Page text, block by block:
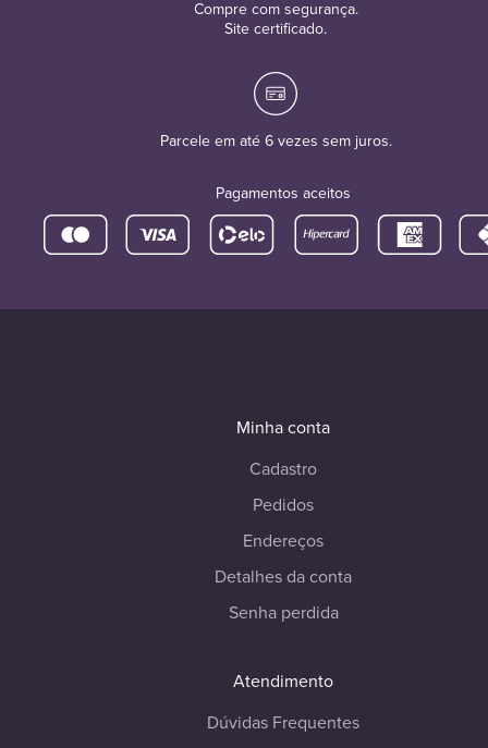
Compre com segurança.
Site certificado.
Parcele em até 6 vezes sem juros.
Pagamentos aceitos
Minha conta
Cadastro
Pedidos
Endereços
Detalhes da conta
Senha perdida
Atendimento
Dúvidas Frequentes